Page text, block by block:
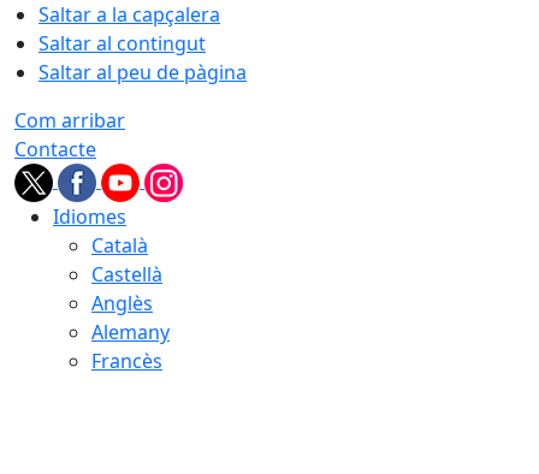
Saltar a la capçalera
Saltar al contingut
Saltar al peu de pàgina
Com arribar
Contacte
Idiomes
Català
Castellà
Anglès
Alemany
Francès